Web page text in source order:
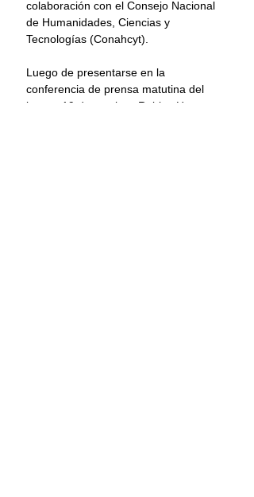
colaboración con el Consejo Nacional
de Humanidades, Ciencias y
Tecnologías (Conahcyt).
Luego de presentarse en la
conferencia de prensa matutina del
jueves 19 de octubre, Robles Haro se